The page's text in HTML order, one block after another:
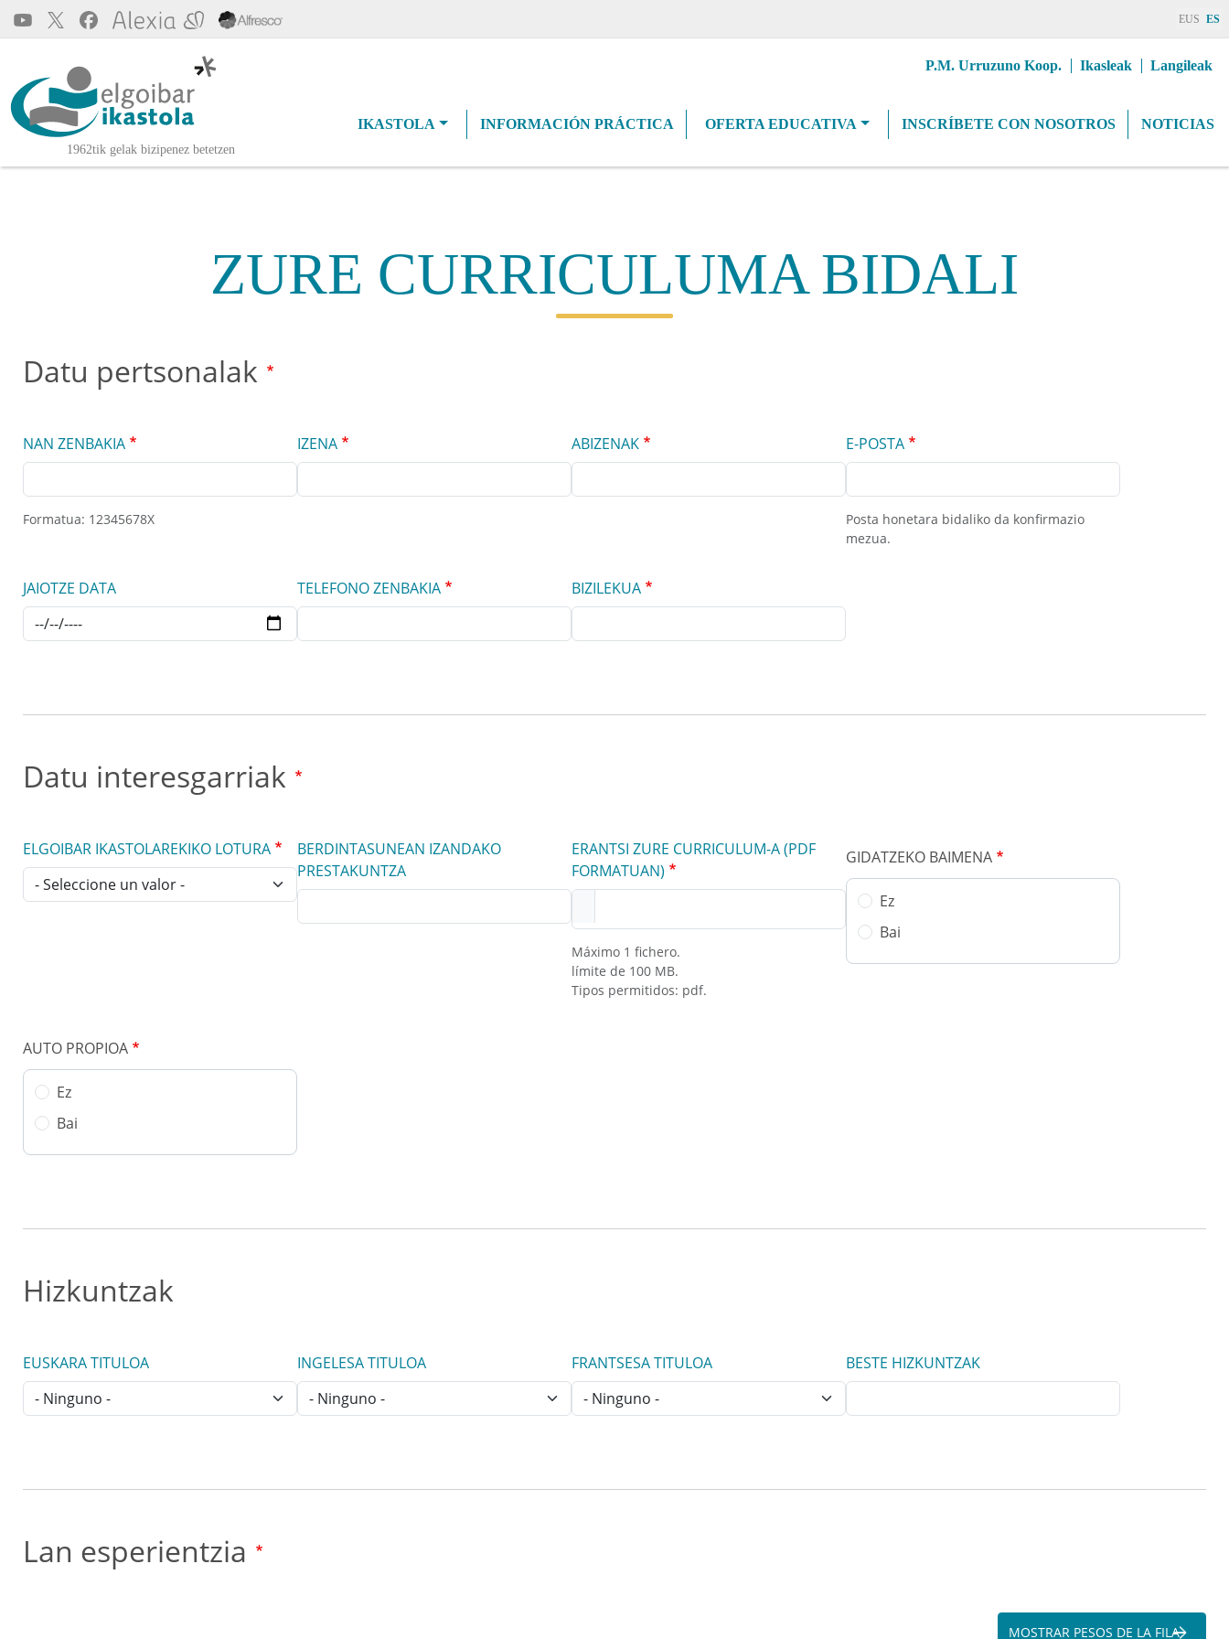
Pasar al contenido principal EUS ES
goiburuMenua
P.M. Urruzuno Koop. Ikasleak Langileak
Elgoibar Ikastola
1962tik gelak bizipenez betetzen
Main navigation
IKASTOLA INFORMACIÓN PRÁCTICA OFERTA EDUCATIVA INSCRÍBETE CON NOSOTROS NOTICIAS
ZURE CURRICULUMA BIDALI
Datu pertsonalak
NAN ZENBAKIA
Formatua: 12345678X
IZENA ABIZENAK E-POSTA
Posta honetara bidaliko da konfirmazio
mezua.
JAIOTZE DATA
FECHA
TELEFONO ZENBAKIA BIZILEKUA
Datu interesgarriak
ELGOIBAR IKASTOLAREKIKO LOTURA
BERDINTASUNEAN IZANDAKO
PRESTAKUNTZA
ERANTSI ZURE CURRICULUM-A (PDF
FORMATUAN)
Máximo 1 fichero.
límite de 100 MB.
Tipos permitidos: pdf.
GIDATZEKO BAIMENA
Ez
Bai
AUTO PROPIOA
Ez
Bai
Hizkuntzak
EUSKARA TITULOA INGELESA TITULOA FRANTSESA TITULOA BESTE HIZKUNTZAK
Lan esperientzia
MOSTRAR PESOS DE LA FILA